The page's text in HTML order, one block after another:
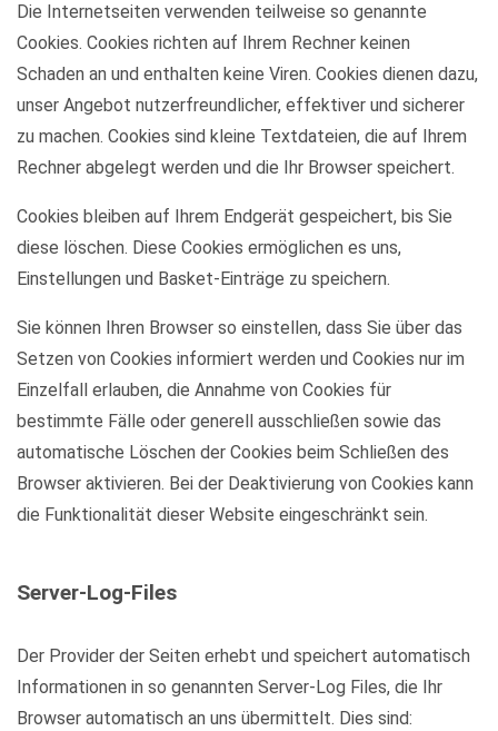
Die Internetseiten verwenden teilweise so genannte
Cookies. Cookies richten auf Ihrem Rechner keinen
Schaden an und enthalten keine Viren. Cookies dienen dazu,
unser Angebot nutzerfreundlicher, effektiver und sicherer
zu machen. Cookies sind kleine Textdateien, die auf Ihrem
Rechner abgelegt werden und die Ihr Browser speichert.
Cookies bleiben auf Ihrem Endgerät gespeichert, bis Sie
diese löschen. Diese Cookies ermöglichen es uns,
Einstellungen und Basket-Einträge zu speichern.
Sie können Ihren Browser so einstellen, dass Sie über das
Setzen von Cookies informiert werden und Cookies nur im
Einzelfall erlauben, die Annahme von Cookies für
bestimmte Fälle oder generell ausschließen sowie das
automatische Löschen der Cookies beim Schließen des
Browser aktivieren. Bei der Deaktivierung von Cookies kann
die Funktionalität dieser Website eingeschränkt sein.
Server-Log-Files
Der Provider der Seiten erhebt und speichert automatisch
Informationen in so genannten Server-Log Files, die Ihr
Browser automatisch an uns übermittelt. Dies sind: